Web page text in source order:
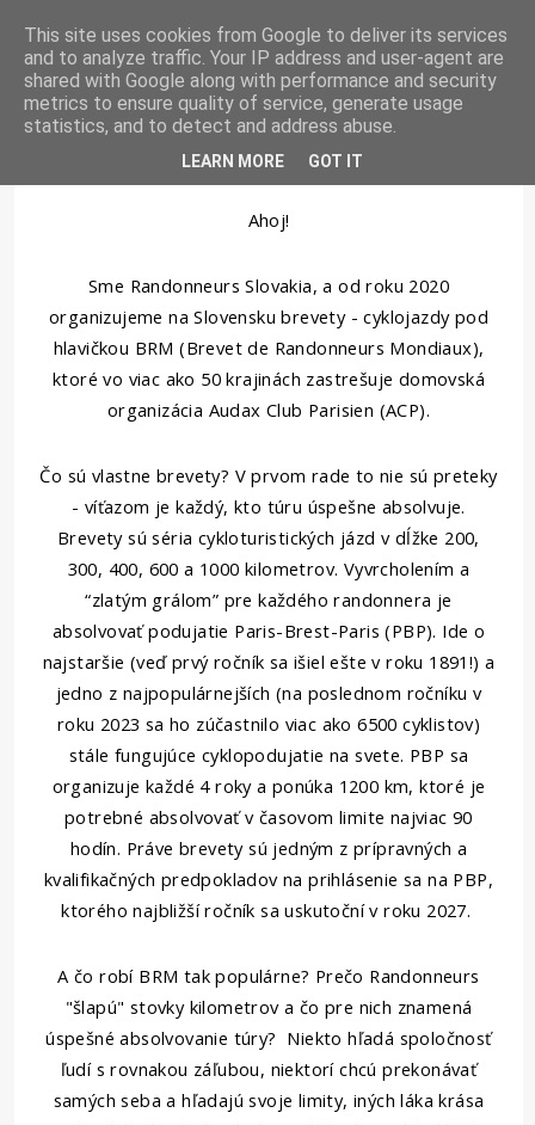
[SK] RANDONNEURS
Kto Sme
Ahoj!
Sme Randonneurs Slovakia, a od roku 2020
organizujeme na Slovensku brevety - cyklojazdy pod
hlavičkou BRM (Brevet de Randonneurs Mondiaux),
ktoré vo viac ako 50 krajinách zastrešuje domovská
organizácia Audax Club Parisien (ACP).
Čo sú vlastne brevety? V prvom rade to nie sú preteky
- víťazom je každý, kto túru úspešne absolvuje.
Brevety sú séria cykloturistických jázd v dĺžke 200,
300, 400, 600 a 1000 kilometrov. Vyvrcholením a
“zlatým grálom” pre každého randonnera je
absolvovať podujatie Paris-Brest-Paris (PBP). Ide o
najstaršie (veď prvý ročník sa išiel ešte v roku 1891!) a
jedno z najpopulárnejších (na poslednom ročníku v
roku 2023 sa ho zúčastnilo viac ako 6500 cyklistov)
stále fungujúce cyklopodujatie na svete. PBP sa
organizuje každé 4 roky a ponúka 1200 km, ktoré je
potrebné absolvovať v časovom limite najviac 90
hodín. Práve brevety sú jedným z prípravných a
kvalifikačných predpokladov na prihlásenie sa na PBP,
ktorého najbližší ročník sa uskutoční v roku 2027.
A čo robí BRM tak populárne? Prečo Randonneurs
"šlapú" stovky kilometrov a čo pre nich znamená
úspešné absolvovanie túry? Niekto hľadá spoločnosť
ľudí s rovnakou záľubou, niektorí chcú prekonávať
samých seba a hľadajú svoje limity, iných láka krása
This site uses cookies from Google to deliver its services
and to analyze traffic. Your IP address and user-agent are
shared with Google along with performance and security
metrics to ensure quality of service, generate usage
statistics, and to detect and address abuse.
LEARN MORE GOT IT